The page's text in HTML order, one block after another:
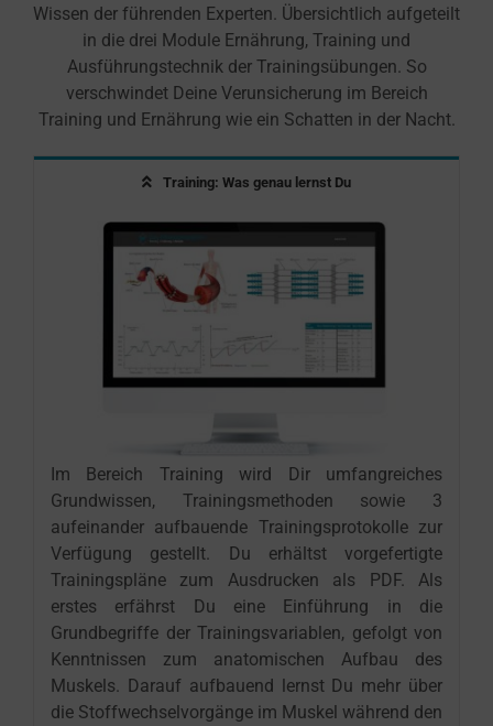
Wissen der führenden Experten. Übersichtlich aufgeteilt
in die drei Module Ernährung, Training und
Ausführungstechnik der Trainingsübungen. So
verschwindet Deine Verunsicherung im Bereich
Training und Ernährung wie ein Schatten in der Nacht.
Training: Was genau lernst Du
Im Bereich Training wird Dir umfangreiches
Grundwissen, Trainingsmethoden sowie 3
aufeinander aufbauende Trainingsprotokolle zur
Verfügung gestellt. Du erhältst vorgefertigte
Trainingspläne zum Ausdrucken als PDF. Als
erstes erfährst Du eine Einführung in die
Grundbegriffe der Trainingsvariablen, gefolgt von
Kenntnissen zum anatomischen Aufbau des
Muskels. Darauf aufbauend lernst Du mehr über
die Stoffwechselvorgänge im Muskel während den